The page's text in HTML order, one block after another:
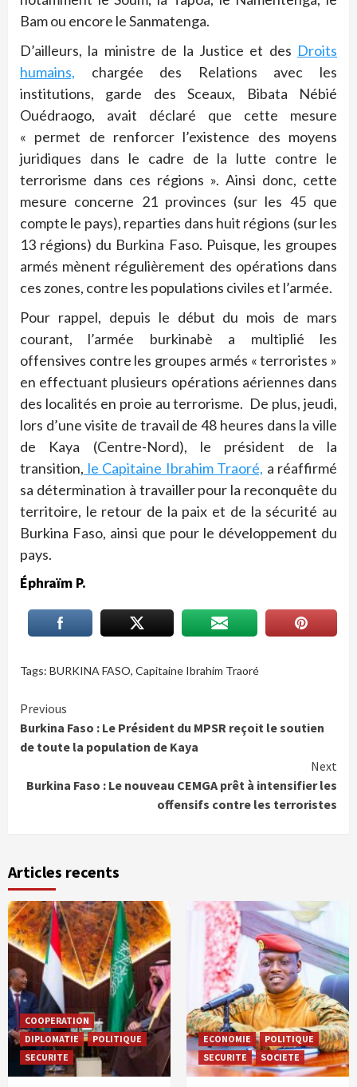
Bam ou encore le Sanmatenga.
D’ailleurs, la ministre de la Justice et des Droits
humains, chargée des Relations avec les
institutions, garde des Sceaux, Bibata Nébié
Ouédraogo, avait déclaré que cette mesure
« permet de renforcer l’existence des moyens
juridiques dans le cadre de la lutte contre le
terrorisme dans ces régions ». Ainsi donc, cette
mesure concerne 21 provinces (sur les 45 que
compte le pays), reparties dans huit régions (sur les
13 régions) du Burkina Faso. Puisque, les groupes
armés mènent régulièrement des opérations dans
ces zones, contre les populations civiles et l’armée.
Pour rappel, depuis le début du mois de mars
courant, l’armée burkinabè a multiplié les
offensives contre les groupes armés « terroristes »
en effectuant plusieurs opérations aériennes dans
des localités en proie au terrorisme. De plus, jeudi,
lors d’une visite de travail de 48 heures dans la ville
de Kaya (Centre-Nord), le président de la
transition, le Capitaine Ibrahim Traoré, a réaffirmé
sa détermination à travailler pour la reconquête du
territoire, le retour de la paix et de la sécurité au
Burkina Faso, ainsi que pour le développement du
pays.
Éphraïm P.
Tags: BURKINA FASO, Capitaine Ibrahim Traoré
Continue
Reading
Previous
Burkina Faso : Le Président du MPSR reçoit le soutien
de toute la population de Kaya
Next
Burkina Faso : Le nouveau CEMGA prêt à intensifier les
offensifs contre les terroristes
Articles recents
COOPERATION
DIPLOMATIE
POLITIQUE
SECURITE
ECONOMIE
POLITIQUE
SECURITE
SOCIETE